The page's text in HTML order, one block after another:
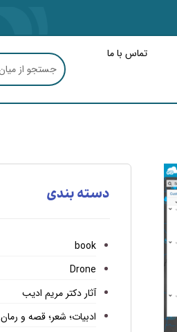
تماس با ما
دسته بندی
book
Drone
آثار دکتر مریم ادیب
ادبیات؛ شعر؛ قصه و رمان